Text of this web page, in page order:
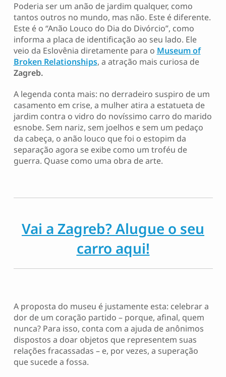
Poderia ser um anão de jardim qualquer, como
tantos outros no mundo, mas não. Este é diferente.
Este é o “Anão Louco do Dia do Divórcio”, como
informa a placa de identificação ao seu lado. Ele
veio da Eslovênia diretamente para o Museum of
Broken Relationships, a atração mais curiosa de
Zagreb.
A legenda conta mais: no derradeiro suspiro de um
casamento em crise, a mulher atira a estatueta de
jardim contra o vidro do novíssimo carro do marido
esnobe. Sem nariz, sem joelhos e sem um pedaço
da cabeça, o anão louco que foi o estopim da
separação agora se exibe como um troféu de
guerra. Quase como uma obra de arte.
Vai a Zagreb? Alugue o seu
carro aqui!
A proposta do museu é justamente esta: celebrar a
dor de um coração partido – porque, afinal, quem
nunca? Para isso, conta com a ajuda de anônimos
dispostos a doar objetos que representem suas
relações fracassadas – e, por vezes, a superação
que sucede a fossa.